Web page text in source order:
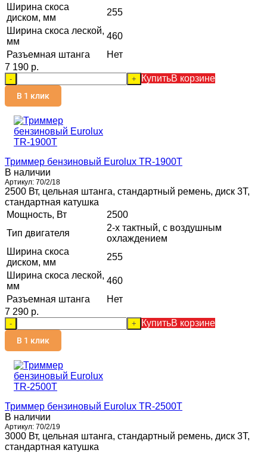
Ширина скоса
диском, мм
255
Ширина скоса леской,
мм
460
Разъемная штанга
Нет
7 190 p.
- + КупитьВ корзине
В 1 клик
Триммер бензиновый Eurolux TR-1900T
В наличии
Артикул: 70/2/18
2500 Вт, цельная штанга, стандартный ремень, диск 3Т,
стандартная катушка
Мощность, Вт
2500
Тип двигателя
2-х тактный, с воздушным
охлаждением
Ширина скоса
диском, мм
255
Ширина скоса леской,
мм
460
Разъемная штанга
Нет
7 290 p.
- + КупитьВ корзине
В 1 клик
Триммер бензиновый Eurolux TR-2500T
В наличии
Артикул: 70/2/19
3000 Вт, цельная штанга, стандартный ремень, диск 3Т,
стандартная катушка